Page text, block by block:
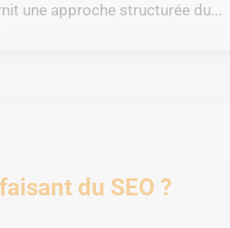
une approche structurée du...
du SEO ?